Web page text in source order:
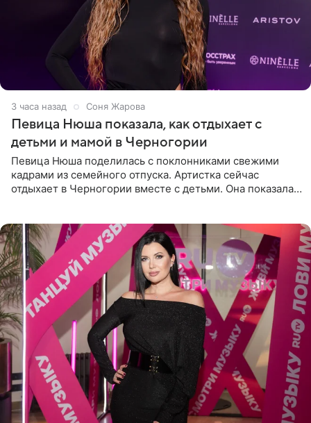
3 часа назад Соня Жарова
Певица Нюша показала, как отдыхает с
детьми и мамой в Черногории
Певица Нюша поделилась с поклонниками свежими
кадрами из семейного отпуска. Артистка сейчас
отдыхает в Черногории вместе с детьми. Она показала,